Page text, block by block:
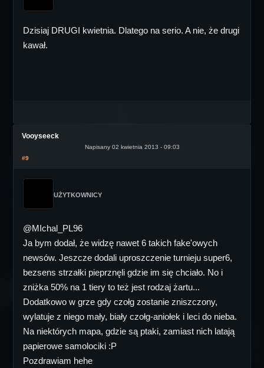
Dzisiaj DRUGI kwietnia. Dlatego na serio. A nie, że drugi
kawał.
Vooyseeck
Napisany 02 kwietnia 2013 - 09:03
#9
UŻYTKOWNICY
@MIchal_PL96
Ja bym dodał, że widzę nawet 6 takich fake'owych
newsów. Jeszcze dodali uproszczenie turnieju super6,
bezsens strzałki pieprznęli gdzie im się chciało. No i
zniżka 50% na 1 tiery to też jest rodzaj żartu...
Dodatkowo w grze gdy czołg zostanie zniszczony,
wylatuje z niego mały, biały czołg-aniołek i leci do nieba.
Na niektórych mapa, gdzie są ptaki, zamiast nich latają
papierowe samolociki :P
Pozdrawiam hehe